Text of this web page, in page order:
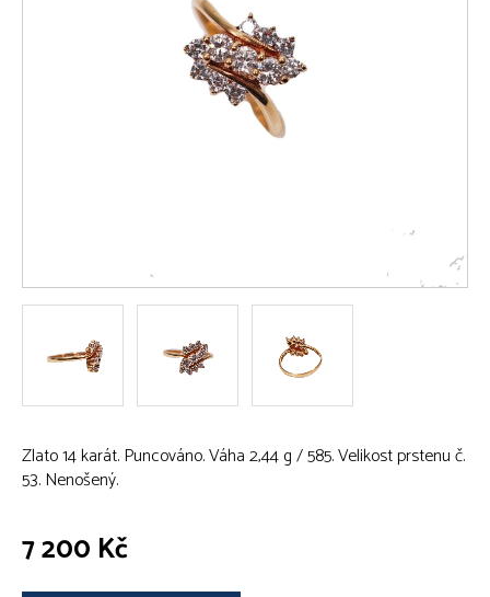
Zlato 14 karát. Puncováno. Váha 2,44 g / 585. Velikost prstenu č.
53. Nenošený.
7 200 Kč